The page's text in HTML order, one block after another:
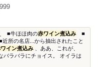
■牛ほほ肉の赤ワイン煮込み ■
所の名店...から抽出されたこと
イン煮込み 、ああ、これが、
バラバラにチョイス。 オイラは